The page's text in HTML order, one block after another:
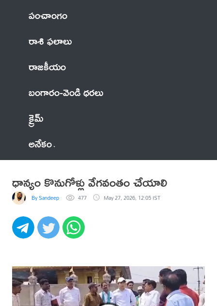
పంచాంగం
రాశి ఫలాలు
రాజకీయం
బంగారం-వెండి ధరలు
క్రైమ్
అనేకం
ధాన్యం కొనుగోళ్లు వేగవంతం చేయాలి
By Sandeep 477 May 27, 2026, 12:05 IST